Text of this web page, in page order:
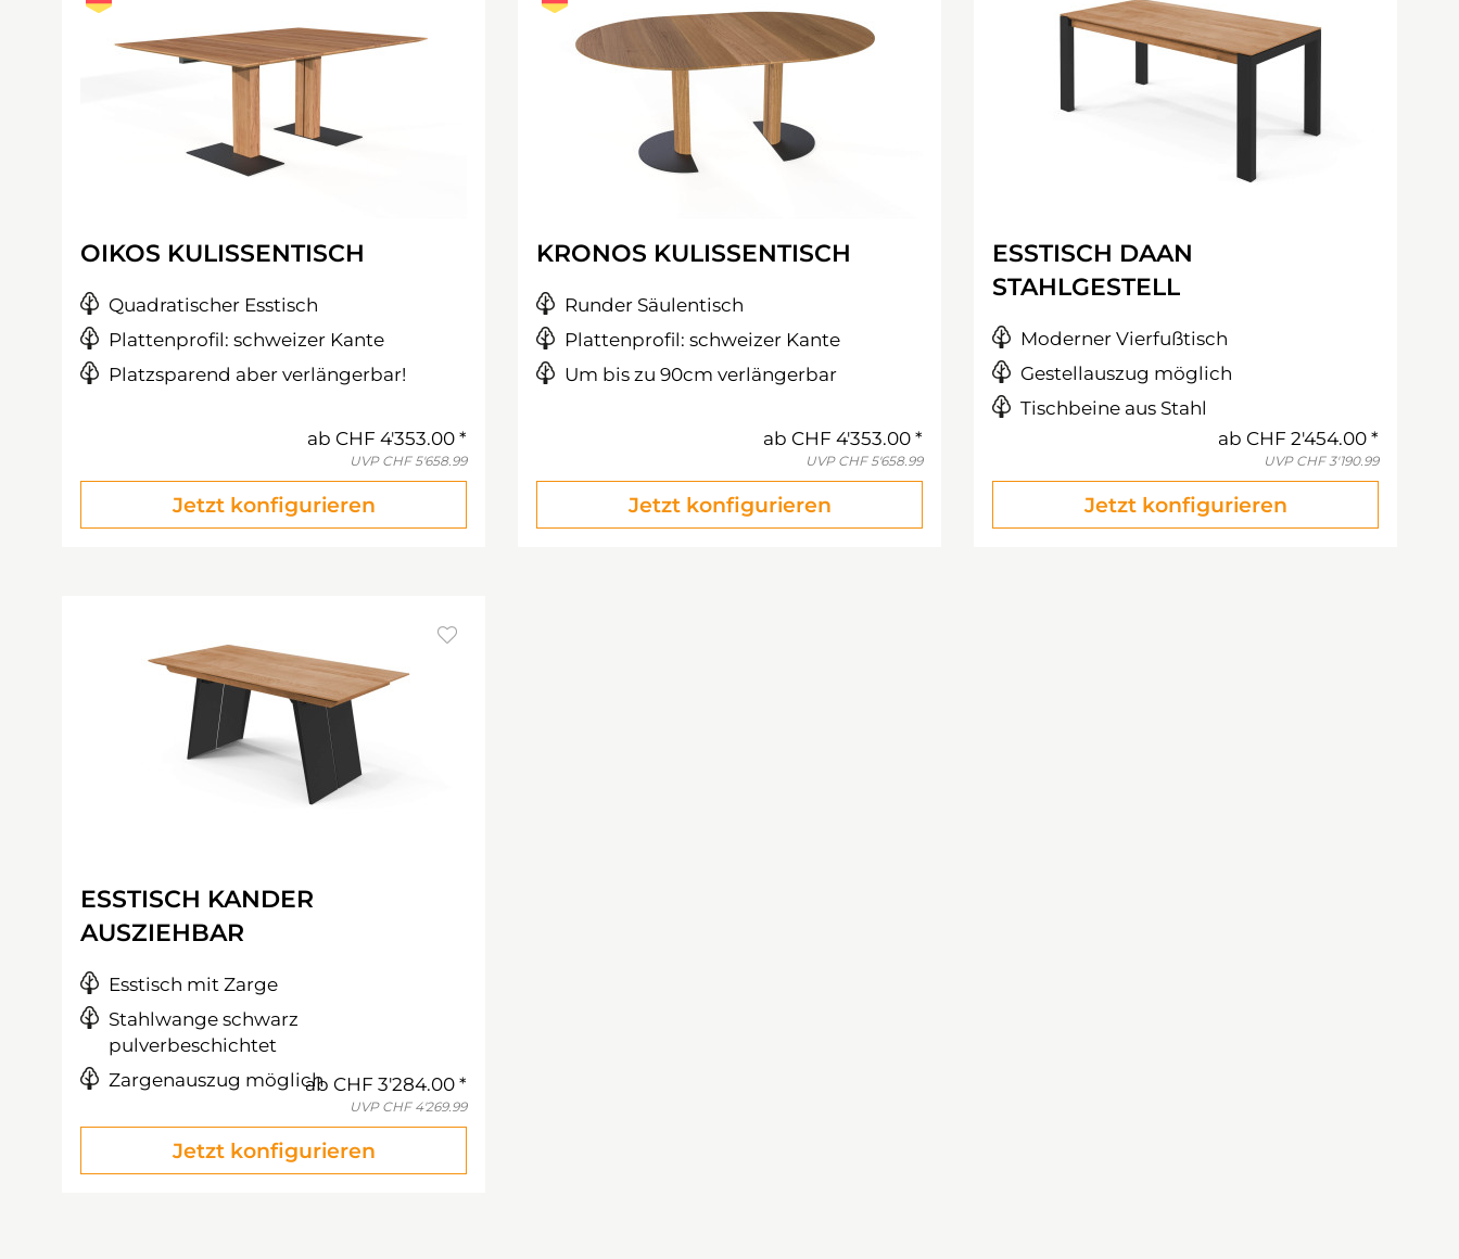
OIKOS KULISSENTISCH
Quadratischer Esstisch
Plattenprofil: schweizer Kante
Platzsparend aber verlängerbar!
ab CHF 4'353.00
UVP CHF 5'658.99
Jetzt konfigurieren
KRONOS KULISSENTISCH
Runder Säulentisch
Plattenprofil: schweizer Kante
Um bis zu 90cm verlängerbar
ab CHF 4'353.00
UVP CHF 5'658.99
Jetzt konfigurieren
ESSTISCH DAAN
STAHLGESTELL
Moderner Vierfußtisch
Gestellauszug möglich
Tischbeine aus Stahl
ab CHF 2'454.00
UVP CHF 3'190.99
Jetzt konfigurieren
ESSTISCH KANDER
AUSZIEHBAR
Esstisch mit Zarge
Stahlwange schwarz
pulverbeschichtet
Zargenauszug möglich
ab CHF 3'284.00
UVP CHF 4'269.99
Jetzt konfigurieren